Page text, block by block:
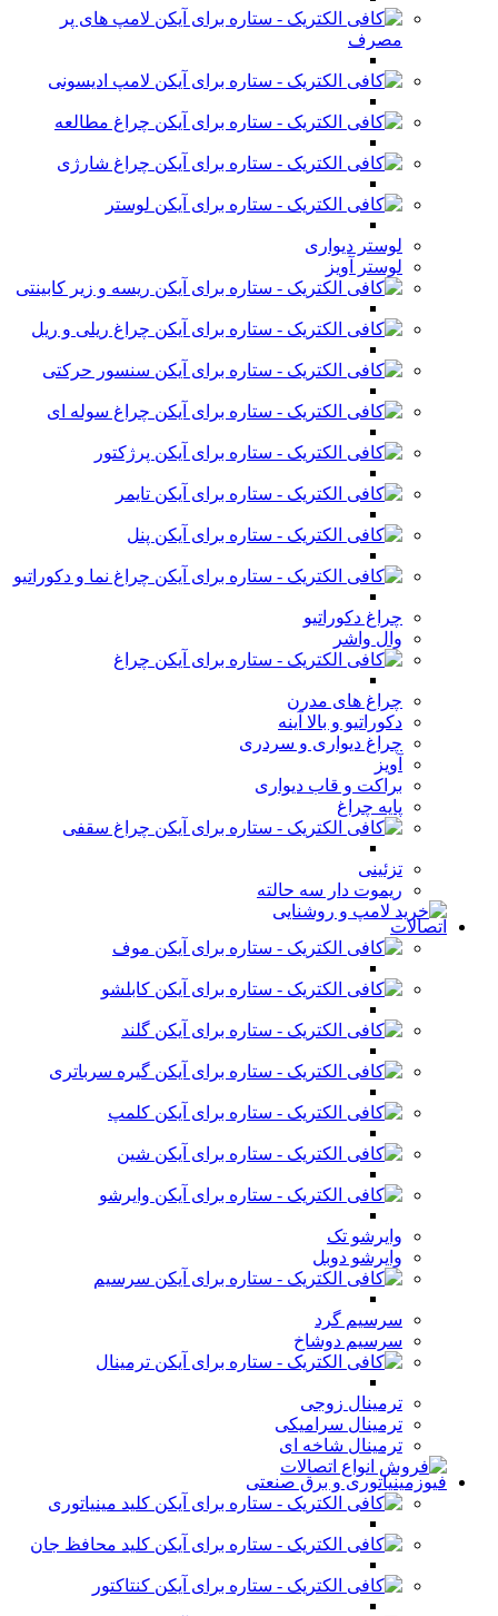
لامپ های پر
مصرف
لامپ ادیسونی
چراغ مطالعه
چراغ شارژی
لوستر
لوستر دیواری
لوستر آویز
ریسه و زیر کابینتی
چراغ ریلی و ریل
سنسور حرکتی
چراغ سوله ای
پرژکتور
تایمر
پنل
چراغ نما و دکوراتیو
چراغ دکوراتیو
وال واشر
چراغ
چراغ های مدرن
دکوراتیو و بالا آینه
چراغ دیواری و سردری
آویز
براکت و قاب دیواری
پایه چراغ
چراغ سقفی
تزئینی
ریموت دار سه حالته
اتصالات
موف
کابلشو
گلند
گیره سرباتری
کلمپ
شین
وایرشو
وایرشو تک
وایرشو دوبل
سرسیم
سرسیم گرد
سرسیم دوشاخ
ترمینال
ترمینال زوجی
ترمینال سرامیکی
ترمینال شاخه ای
فیوزمینیاتوری و برق صنعتی
کلید مینیاتوری
کلید محافظ جان
کنتاکتور